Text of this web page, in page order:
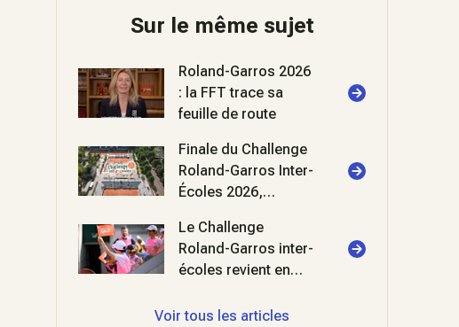
Sur le même sujet
Roland-Garros 2026
: la FFT trace sa
feuille de route
Finale du Challenge
Roland-Garros Inter-
Écoles 2026,
Le Challenge
Roland-Garros inter-
écoles revient en
Roland-Garros
Voir tous les articles